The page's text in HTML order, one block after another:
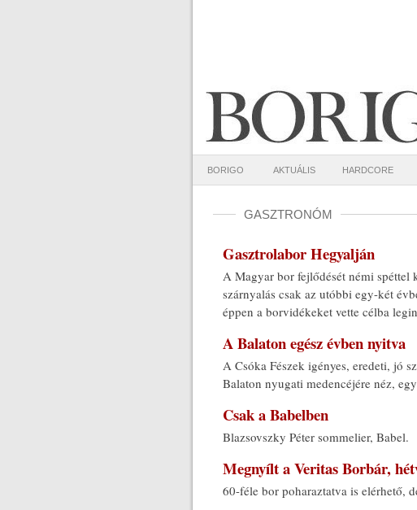
BORIGO AKTUÁLIS HARDCORE
GASZTRONÓM
Gasztrolabor Hegyalján
A Magyar bor fejlődését némi spéttel
szárnyalás csak az utóbbi egy-két
éppen a borvidékeket vette célba
A Balaton egész évben nyitva
A Csóka Fészek igényes, eredeti, jó
Balaton nyugati medencéjére néz,
Csak a Babelben
Blazsovszky Péter sommelier, Babel.
Megnyílt a Veritas Borbár,
60-féle bor poharaztatva is elérhető,